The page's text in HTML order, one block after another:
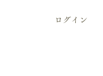
ログイン